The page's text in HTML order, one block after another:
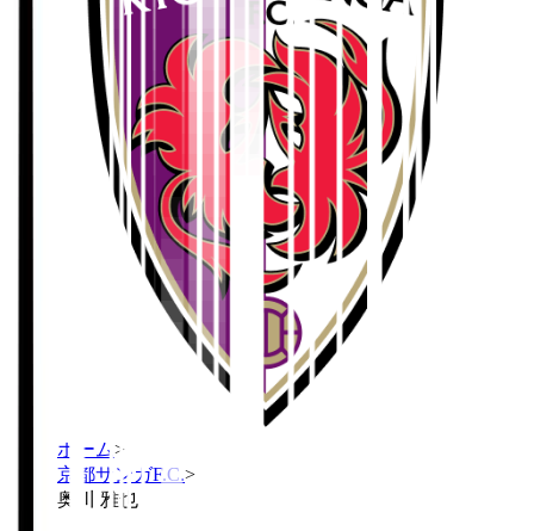
ホーム >
京都サンガF.C.>
奥川 雅也